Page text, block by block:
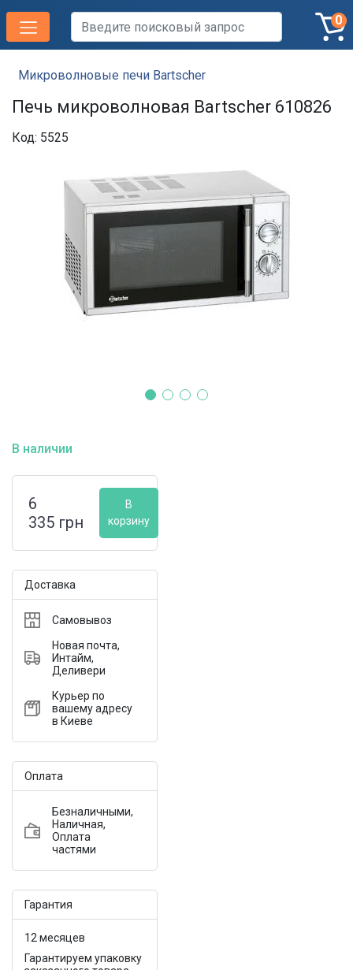
0
Микроволновые печи Bartscher
Печь микроволновая Bartscher 610826
Код: 5525
В наличии
6
335 грн
В
корзину
Доставка
Самовывоз
Новая почта,
Интайм,
Деливери
Курьер по
вашему адресу
в Киеве
Оплата
Безналичными,
Наличная,
Оплата
частями
Гарантия
12 месяцев
Гарантируем упаковку